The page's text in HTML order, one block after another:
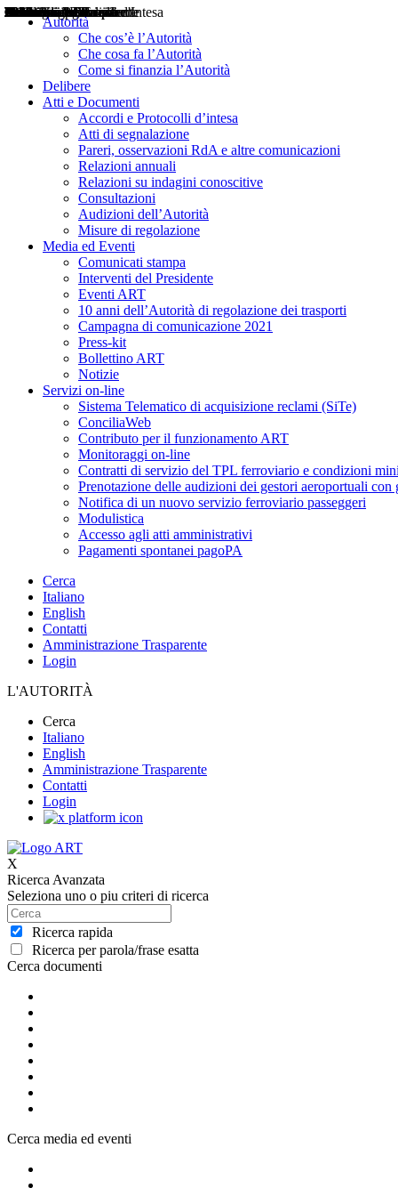
Autorità
Che cos’è l’Autorità
Che cosa fa l’Autorità
Come si finanzia l’Autorità
Delibere
Atti e Documenti
Accordi e Protocolli d’intesa
Atti di segnalazione
Pareri, osservazioni RdA e altre comunicazioni
Relazioni annuali
Relazioni su indagini conoscitive
Consultazioni
Audizioni dell’Autorità
Misure di regolazione
Media ed Eventi
Comunicati stampa
Interventi del Presidente
Eventi ART
10 anni dell’Autorità di regolazione dei trasporti
Campagna di comunicazione 2021
Press-kit
Bollettino ART
Notizie
Servizi on-line
Sistema Telematico di acquisizione reclami (SiTe)
ConciliaWeb
Contributo per il funzionamento ART
Monitoraggi on-line
Contratti di servizio del TPL ferroviario e condizioni
Prenotazione delle audizioni dei gestori aeroportuali con
Notifica di un nuovo servizio ferroviario passeggeri
Modulistica
Accesso agli atti amministrativi
Pagamenti spontanei pagoPA
Cerca
Italiano
English
Contatti
Amministrazione Trasparente
Login
L'AUTORITÀ
Cerca
Italiano
English
Amministrazione Trasparente
Contatti
Login
X
Ricerca Avanzata
Seleziona uno o piu criteri di ricerca
Ricerca rapida
Ricerca per parola/frase esatta
Cerca documenti
Delibere
Pareri
Consultazioni
Audizioni
Atti di Segnalazione
Accordi e Protocolli d'Intesa
Relazioni annuali
Misure di regolazione
Cerca media ed eventi
Notizie
Comunicati Stampa
Bollettini ART
Convegni ART
Interviste del Presidente
Articoli in primo piano
Interventi del Presidente
2004
2005
2010
2013
2014
2015
2016
2017
2018
2019
202
2020
2021
2022
2023
2024
2025
2026
Aereo
Marittimo
Terrestre